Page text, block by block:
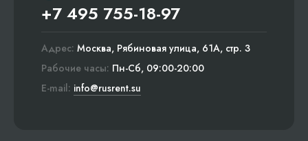
+7 495 755-18-97
Адрес: Москва, Рябиновая улица, 61А, стр. 3
Рабочие часы: Пн-Сб, 09:00-20:00
E-mail: info@rusrent.su